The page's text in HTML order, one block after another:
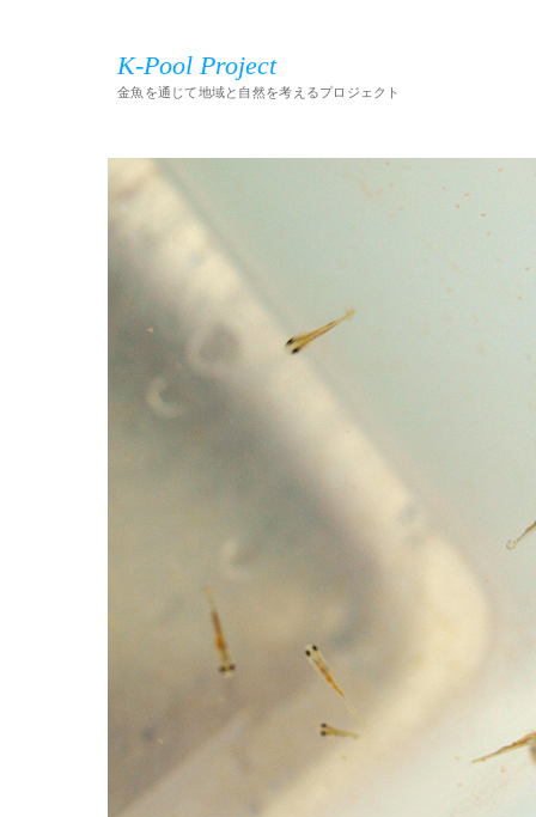
K-Pool Project
金魚を通じて地域と自然を考えるプロジェクト